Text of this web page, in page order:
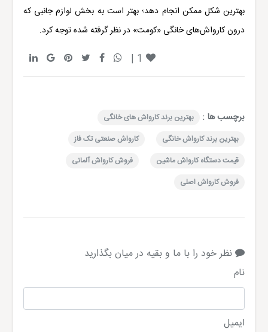
بهترین شکل ممکن انجام دهد؛ بهتر است به بخش لوازم جانبی که
درون کارواش‌های خانگی «کومت» در نظر گرفته شده توجه کرد.
1
|
برچسب ها :
بهترین برند کارواش های خانگی
بهترین برند کارواش خانگی
کارواش صنعتی تک فاز
قیمت دستگاه کارواش ماشین
فروش کارواش آلمانی
فروش کارواش اصلی
نظر خود را با ما و بقیه در میان بگذارید
نام
ایمیل